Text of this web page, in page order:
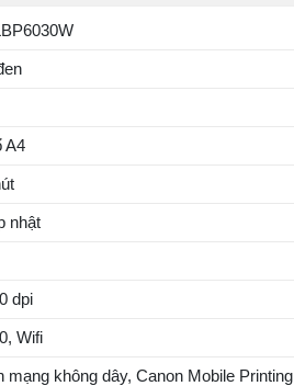
A4
nhật
dpi
Wifi
mạng không dây, Canon Mobile Printing